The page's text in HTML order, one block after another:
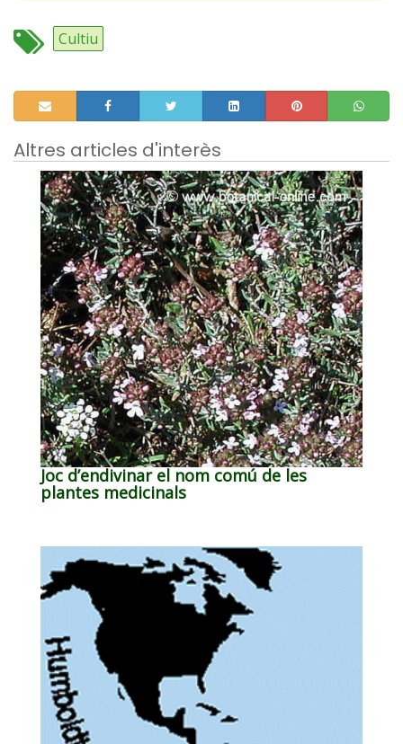
Cultiu
Altres articles d'interès
Joc d’endivinar el nom comú de les
plantes medicinals